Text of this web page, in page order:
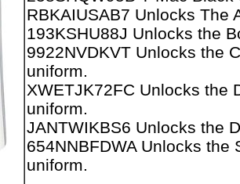
RBKAIUSAB7 Unlocks The
193KSHU88J Unlocks the
9922NVDKVT Unlocks the
uniform.
XWETJK72FC Unlocks the
uniform.
JANTWIKBS6 Unlocks the
654NNBFDWA Unlocks
uniform.